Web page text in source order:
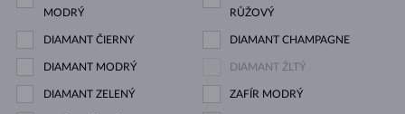
MODRÝ RŮŽOVÝ
DIAMANT ČIERNY DIAMANT CHAMPAGNE
DIAMANT MODRÝ DIAMANT ŽLTÝ
DIAMANT ZELENÝ ZAFÍR MODRÝ